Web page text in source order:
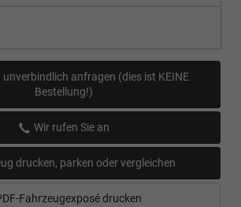
unverbindlich anfragen (dies ist KEINE
Bestellung!)
Wir rufen Sie an
drucken, parken oder vergleichen
Fahrzeugexposé drucken